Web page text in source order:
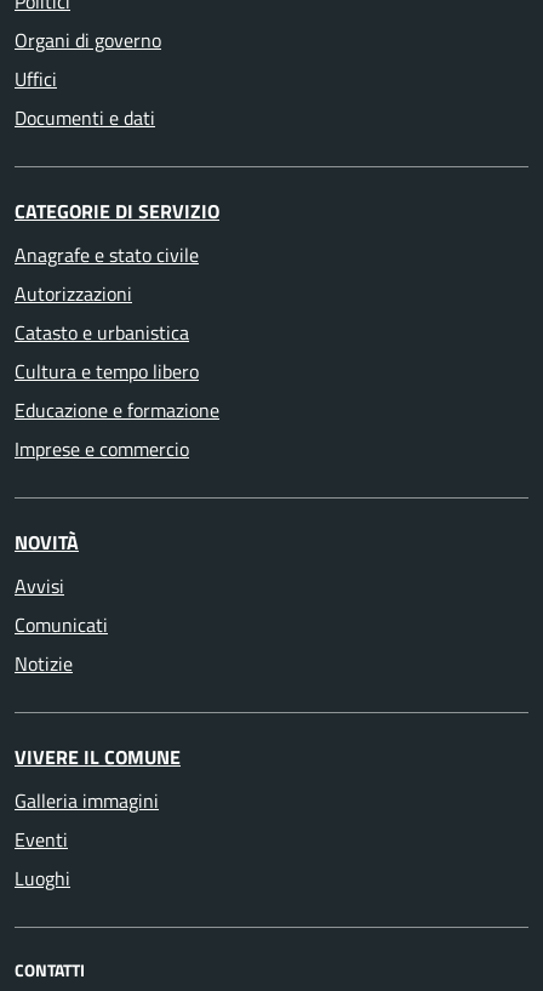
Organi di governo
Uffici
Documenti e dati
CATEGORIE DI SERVIZIO
Anagrafe e stato civile
Autorizzazioni
Catasto e urbanistica
Cultura e tempo libero
Educazione e formazione
Imprese e commercio
NOVITÀ
Avvisi
Comunicati
Notizie
VIVERE IL COMUNE
Galleria immagini
Eventi
Luoghi
CONTATTI